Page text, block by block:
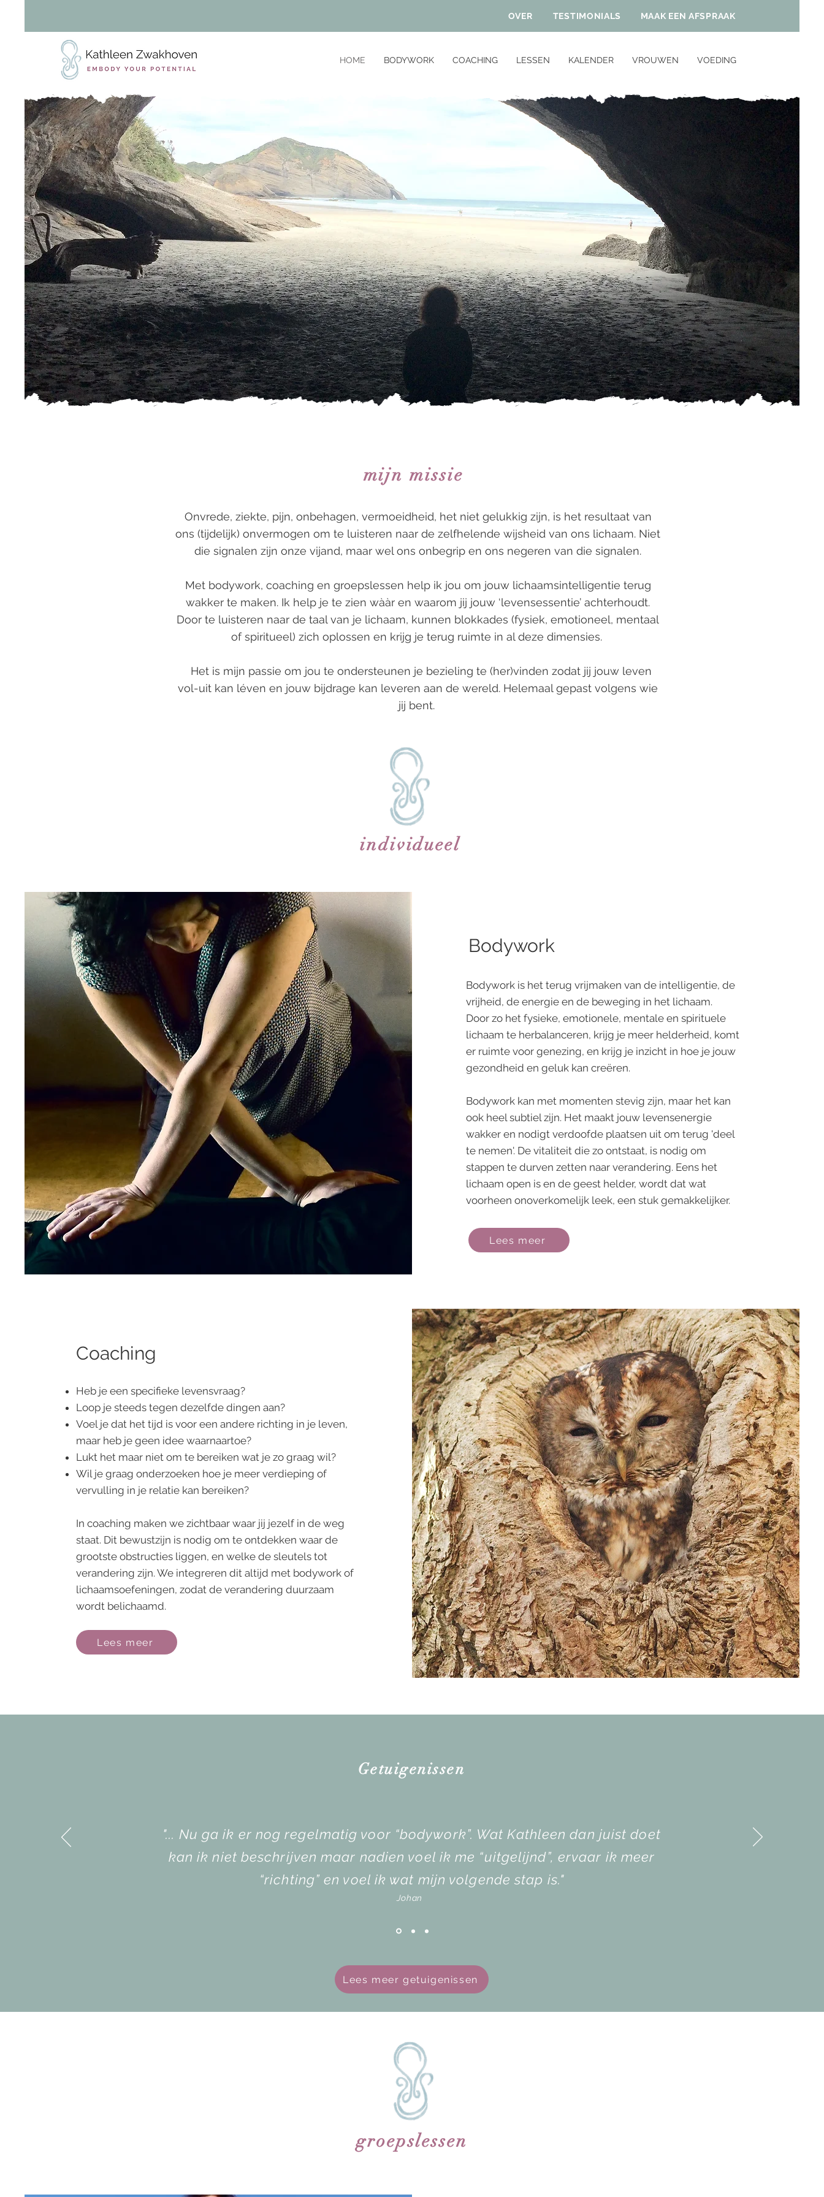
OVER TESTIMONIALS MAAK EEN AFSPRAAK
HOME BODYWORK COACHING LESSEN KALENDER VROUWEN VOEDING
mijn missie
Onvrede, ziekte, pijn, onbehagen, vermoeidheid, het niet gelukkig zijn, is het resultaat van
ons (tijdelijk) onvermogen om te luisteren naar de zelfhelende wijsheid van ons lichaam. Niet
die signalen zijn onze vijand, maar wel ons onbegrip en ons negeren van die signalen.
Met bodywork, coaching en groepslessen help ik jou om jouw lichaamsintelligentie terug
wakker te maken. Ik help je te zien wààr en waarom jij jouw ‘levensessentie’ achterhoudt.
Door te luisteren naar de taal van je lichaam, kunnen blokkades (fysiek, emotioneel, mentaal
of spiritueel) zich oplossen en krijg je terug ruimte in al deze dimensies.
Het is mijn passie om jou te ondersteunen je bezieling te (her)vinden zodat jij jouw leven
vol-uit kan léven en jouw bijdrage kan leveren aan de wereld. Helemaal gepast volgens wie
jij bent.
individueel
Bodywork
Bodywork is het terug vrijmaken van de intelligentie, de
vrijheid, de energie en de beweging in het lichaam.
Door zo het fysieke, emotionele, mentale en spirituele
lichaam te herbalanceren, krijg je meer helderheid, komt
er ruimte voor genezing, en krijg je inzicht in hoe je jouw
gezondheid en geluk kan creëren.
Bodywork kan met momenten stevig zijn, maar het kan
ook heel subtiel zijn. Het maakt jouw levensenergie
wakker en nodigt verdoofde plaatsen uit om terug 'deel
te nemen'. De vitaliteit die zo ontstaat, is nodig om
stappen te durven zetten naar verandering. Eens het
lichaam open is en de geest helder, wordt dat wat
voorheen onoverkomelijk leek, een stuk gemakkelijker.
Lees meer
Coaching
Heb je een specifieke levensvraag?
Loop je steeds tegen dezelfde dingen aan?
Voel je dat het tijd is voor een andere richting in je leven,
maar heb je geen idee waarnaartoe?
Lukt het maar niet om te bereiken wat je zo graag wil?
Wil je graag onderzoeken hoe je meer verdieping of
vervulling in je relatie kan bereiken?
In coaching maken we zichtbaar waar jij jezelf in de weg
staat. Dit bewustzijn is nodig om te ontdekken waar de
grootste obstructies liggen, en welke de sleutels tot
verandering zijn. We integreren dit altijd met bodywork of
lichaamsoefeningen, zodat de verandering duurzaam
wordt belichaamd.
Lees meer
Getuigenissen
"... Nu ga ik er nog regelmatig voor “bodywork”. Wat Kathleen dan juist doet
kan ik niet beschrijven maar nadien voel ik me “uitgelijnd”, ervaar ik meer
“richting” en voel ik wat mijn volgende stap is."
Johan
Lees meer getuigenissen
groepslessen